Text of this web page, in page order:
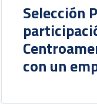
Selección
con un